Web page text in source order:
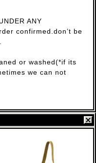
ANY
confirmed.don’t be
or washed(*if its
we can not